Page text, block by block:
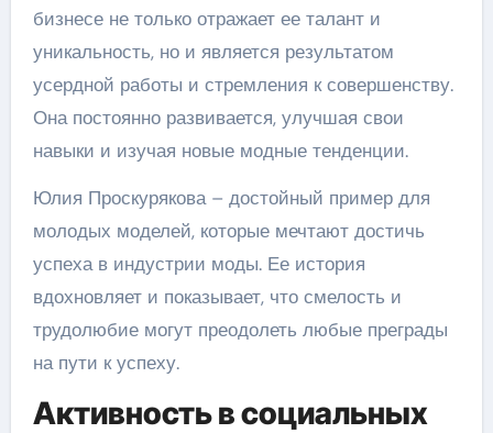
бизнесе не только отражает ее талант и
уникальность, но и является результатом
усердной работы и стремления к совершенству.
Она постоянно развивается, улучшая свои
навыки и изучая новые модные тенденции.
Юлия Проскурякова – достойный пример для
молодых моделей, которые мечтают достичь
успеха в индустрии моды. Ее история
вдохновляет и показывает, что смелость и
трудолюбие могут преодолеть любые преграды
на пути к успеху.
Активность в социальных